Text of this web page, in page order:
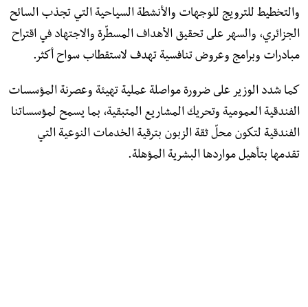
والتخطيط للترويج للوجهات والأنشطة السياحية التي تجذب السائح
الجزائري، والسهر على تحقيق الأهداف المسطّرة والاجتهاد في اقتراح
مبادرات وبرامج وعروض تنافسية تهدف لاستقطاب سواح أكثر.
كما شدد الوزير على ضرورة مواصلة عملية تهيئة وعصرنة المؤسسات
الفندقية العمومية وتحريك المشاريع المتبقية، بما يسمح لمؤسساتنا
الفندقية لتكون محلّ ثقة الزبون بترقية الخدمات النوعية التي
تقدمها بتأهيل مواردها البشرية المؤهلة.